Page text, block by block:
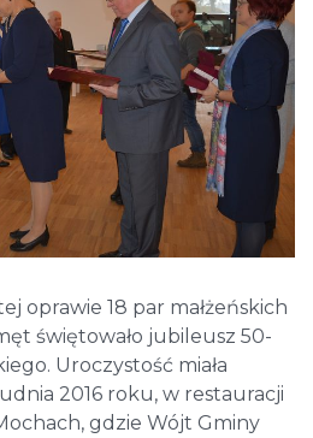
oprawie 18 par małżeńskich
świętowało jubileusz 50-
Uroczystość miała
2016 roku, w restauracji
gdzie Wójt Gminy